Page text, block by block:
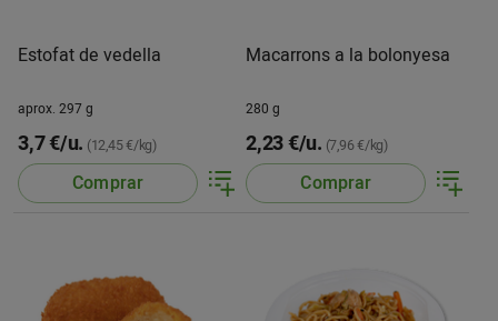
Estofat de vedella
aprox. 297 g
3,7 €/u. (12,45 €/kg)
Comprar
Macarrons a la bolonyesa
280 g
2,23 €/u. (7,96 €/kg)
Comprar